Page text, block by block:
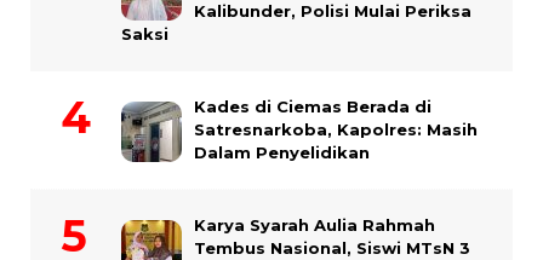
Kalibunder, Polisi Mulai Periksa
Saksi
Kades di Ciemas Berada di
Satresnarkoba, Kapolres: Masih
Dalam Penyelidikan
Karya Syarah Aulia Rahmah
Tembus Nasional, Siswi MTsN 3